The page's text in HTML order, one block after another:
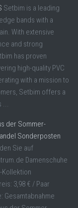
Setbim is a leading
bands with a
With extensive
and strong
has proven
high-quality PVC
with a mission to
Setbim offers a
...
der Sommer-
Sonderposten
Sie auf
Damenschuhe
Kollektion
3,98 € / Paar
Gesamtabnahme